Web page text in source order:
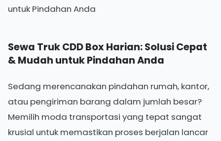
untuk Pindahan Anda
Sewa Truk CDD Box Harian: Solusi Cepat
& Mudah untuk Pindahan Anda
Sedang merencanakan pindahan rumah, kantor,
atau pengiriman barang dalam jumlah besar?
Memilih moda transportasi yang tepat sangat
krusial untuk memastikan proses berjalan lancar